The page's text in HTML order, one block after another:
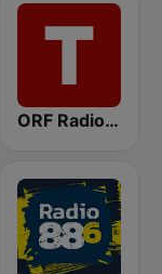
ORF Radio Tirol